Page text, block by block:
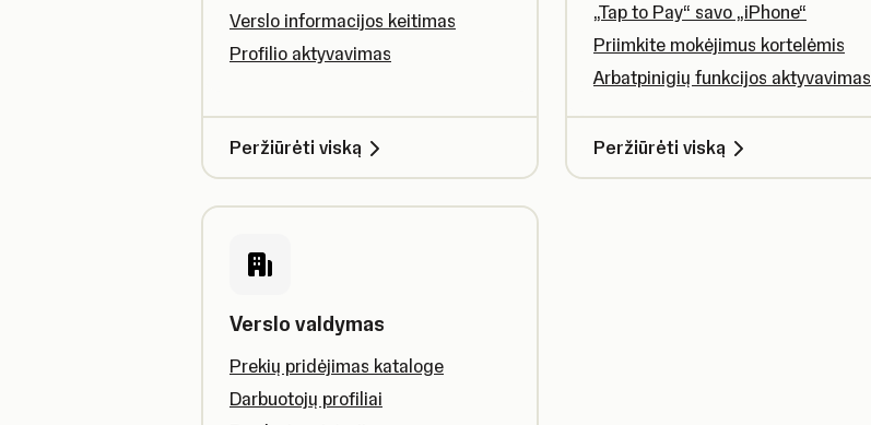
Verslo informacijos keitimas
Profilio aktyvavimas
Peržiūrėti viską
„Tap to Pay“ savo „iPhone“
Priimkite mokėjimus kortelėmis
Arbatpinigių funkcijos aktyvavimas
Peržiūrėti viską
Verslo valdymas
Prekių pridėjimas kataloge
Darbuotojų profiliai